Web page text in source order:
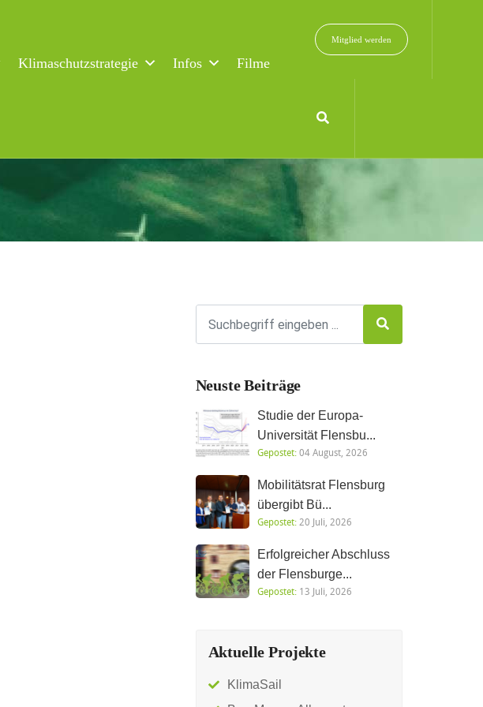
Klimaschutzstrategie Infos
Filme
Mitglied werden
Neuste Beiträge
Studie der Europa-
Universität Flensbu...
Gepostet:04 August, 2026
Mobilitätsrat Flensburg
übergibt Bü...
Gepostet:20 Juli, 2026
Erfolgreicher Abschluss
der Flensburge...
Gepostet:13 Juli, 2026
Aktuelle Projekte
KlimaSail